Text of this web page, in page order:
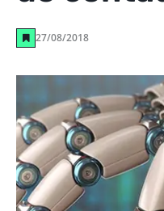
27/08/2018